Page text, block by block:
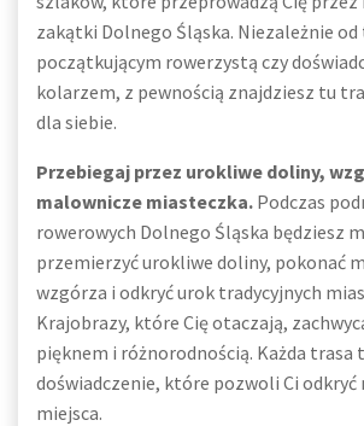
zakątki Dolnego Śląska. Niezależnie
początkującym rowerzystą czy
kolarzem, z pewnością znajdziesz tu
dla siebie.
Przebiegaj przez urokliwe doliny,
malownicze miasteczka. Podczas
rowerowych Dolnego Śląska będziesz
przemierzyć urokliwe doliny, pokonać
wzgórza i odkryć urok tradycyjnych
Krajobrazy, które Cię otaczają,
pięknem i różnorodnością. Każda trasa
doświadczenie, które pozwoli Ci odkryć
miejsca.